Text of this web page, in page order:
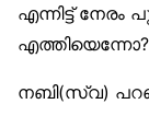
എന്നിട്ട്
എത്തിയെന്നോ?
നബി(സ്വ)